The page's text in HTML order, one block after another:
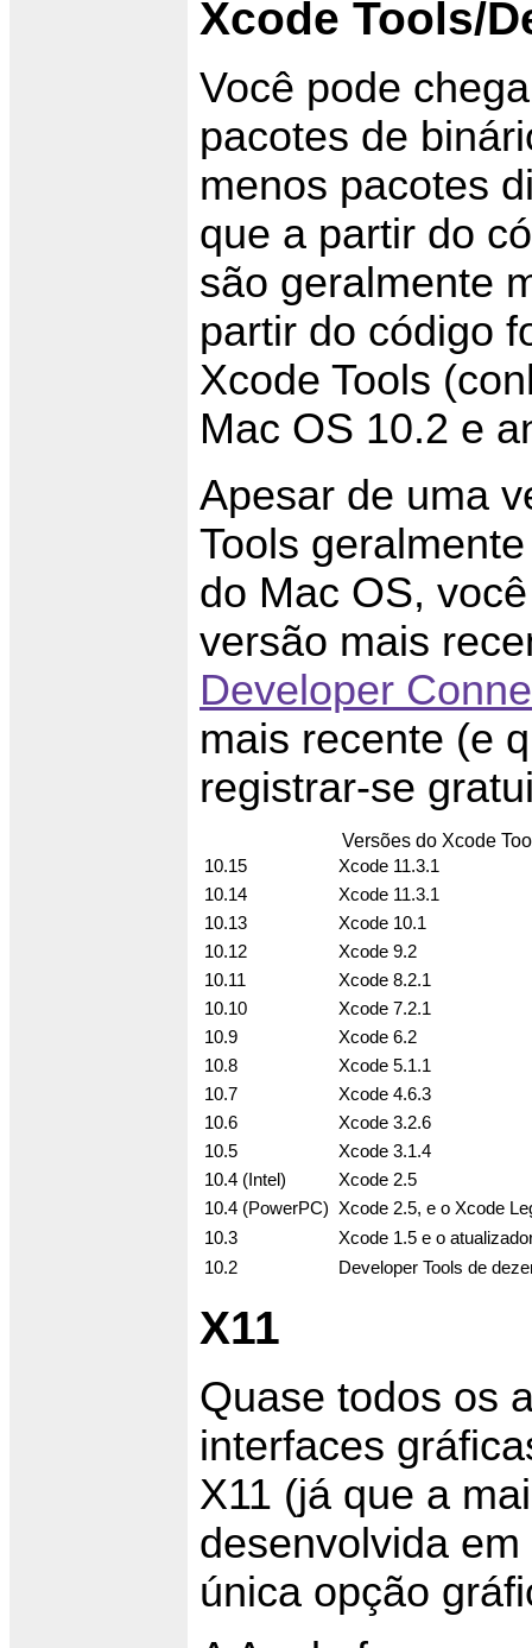
Xcode Tools/
Você pode
pacotes de
menos pacotes
que a partir do
são geralmente
partir do código
Xcode Tools
Mac OS 10.2 e
Apesar de uma
Tools
do Mac OS,
versão mais
Developer
mais recente (e
registrar-se
Versões do Xcode
10.15
Xcode 11.3.1
10.14
Xcode 11.3.1
10.13
Xcode 10.1
10.12
Xcode 9.2
10.11
Xcode 8.2.1
10.10
Xcode 7.2.1
10.9
Xcode 6.2
10.8
Xcode 5.1.1
10.7
Xcode 4.6.3
10.6
Xcode 3.2.6
10.5
Xcode 3.1.4
10.4 (Intel)
Xcode 2.5
10.4 (PowerPC) Xcode 2.5, e o Xcode
10.3
Xcode 1.5 e o
10.2
Developer Tools de
X11
Quase todos os
interfaces
X11 (já que a
desenvolvida
única opção